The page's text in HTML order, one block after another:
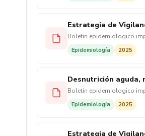
Estrategia de
Boletin epidemiologico
Epidemiología 2025
Desnutrición aguda,
Boletin epidemiologico
Epidemiología 2025
Estrategia de